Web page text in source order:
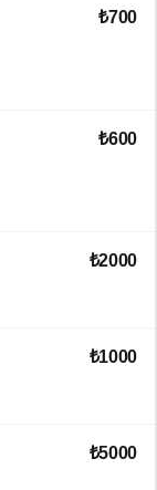
₺700
₺600
₺2000
₺1000
₺5000